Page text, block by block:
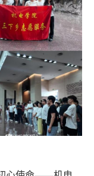
学生汪正和丁帅伟，
时间完成...